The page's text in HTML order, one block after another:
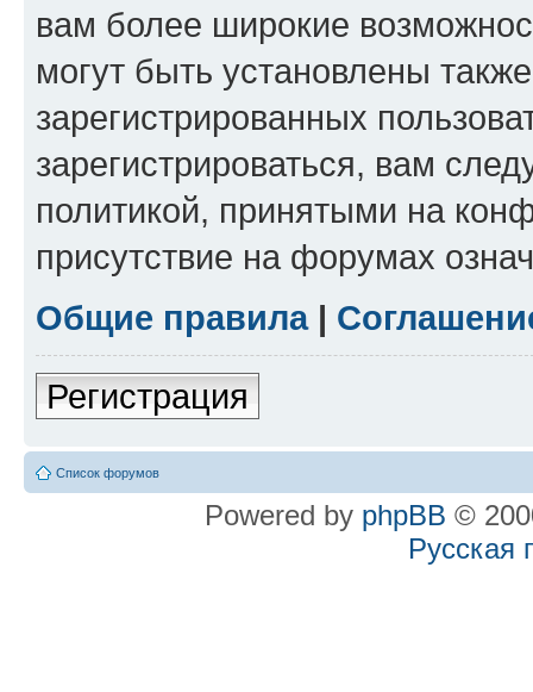
вам более широкие
могут быть установлены
зарегистрированных
зарегистрироваться, вам
политикой, принятыми на
присутствие на форумах
Общие правила|
Регистрация
Список форумов
Powered by phpBB ©
Русская